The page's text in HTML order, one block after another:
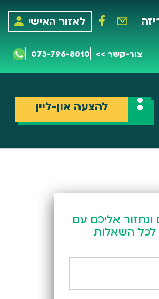
לאזור האישי
צור-קשר >> 073-796-8010
להצעה און-ליין
אליכם עם
לכל השאלות